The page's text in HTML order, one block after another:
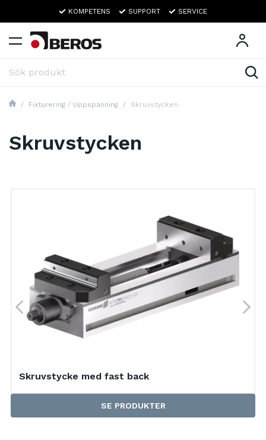
KOMPETENS SUPPORT SERVICE
Fixturering / Uppspänning Skruvstycken
Skruvstycken
Skruvstycke med fast back
SE PRODUKTER